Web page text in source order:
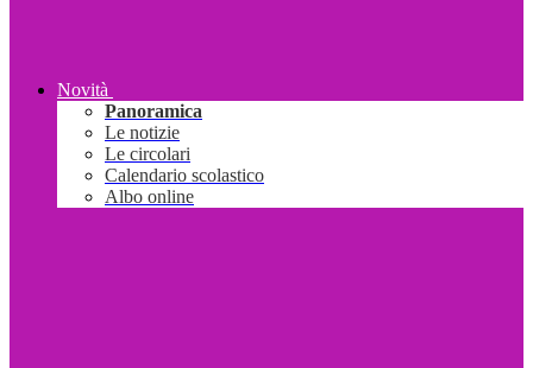
Novità
Panoramica
Le notizie
Le circolari
Calendario scolastico
Albo online